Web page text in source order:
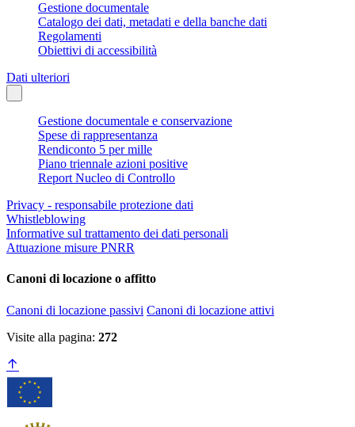
Gestione documentale
Catalogo dei dati, metadati e della banche dati
Regolamenti
Obiettivi di accessibilità
Dati ulteriori
Gestione documentale e conservazione
Spese di rappresentanza
Rendiconto 5 per mille
Piano triennale azioni positive
Report Nucleo di Controllo
Privacy - responsabile protezione dati
Whistleblowing
Informative sul trattamento dei dati personali
Attuazione misure PNRR
Canoni di locazione o affitto
Canoni di locazione passivi Canoni di locazione attivi
Visite alla pagina: 272